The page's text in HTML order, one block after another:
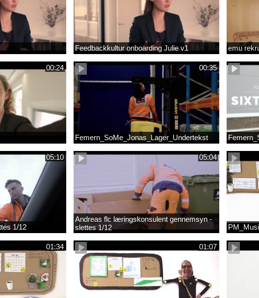
Feedbackkultur onboarding Julie v1 emu
00:24 00:35
Femern_SoMe_Jonas_Lager_Undertekst
05:10
1/12
05:04
Andreas flc læringskonsulent gennemsyn -
slettes 1/12
01:34 01:07